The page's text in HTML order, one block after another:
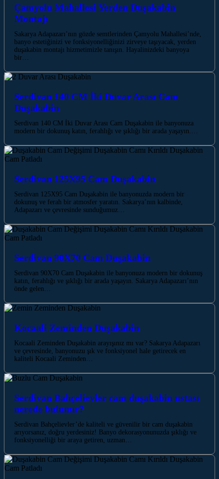
Çamyolu Mahallesi Yerden Duşakabin
Montajı
Sakarya Adapazarı’nın gözde semtlerinden Çamyolu Mahallesi’nde,
banyo estetiğinizi ve fonksiyonelliğinizi zirveye taşıyacak, yerden
duşakabin montajı hizmetimizle tanışın. Hayalinizdeki banyoya
bir…
Serdivan 140 CM İki Duvar Arası Cam
Duşakabin
Serdivan 140 CM İki Duvar Arası Cam Duşakabin ile banyonuza
modern bir dokunuş katın, ferahlığı ve şıklığı bir arada yaşayın.…
Serdivan 125X95 Cam Duşakabin
Serdivan 125X95 Cam Duşakabin ile banyonuzda modern bir
dokunuş ve ferah bir atmosfer yaratın. Sakarya’nın kalbinde,
Adapazarı ve çevresinde sunduğumuz…
Serdivan 90X70 Cam Duşakabin
Serdivan 90X70 Cam Duşakabin ile banyonuza modern bir dokunuş
katın, ferahlığı ve şıklığı bir arada yaşayın. Sakarya Adapazarı’nın
önde gelen…
Kocaali Zeminden Duşakabin
Kocaali Zeminden Duşakabin arayışınız mı var? Sakarya Adapazarı
ve çevresinde, banyonuzu şık ve fonksiyonel hale getirecek en
kaliteli Kocaali Zeminden…
Serdivan Bahçelievler cam duşakabin ustası
nerede bulunur?
Serdivan Bahçelievler’de kaliteli ve güvenilir bir cam duşakabin
arıyorsanız, doğru yerdesiniz! Banyo dekorasyonunuzda şıklığı ve
fonksiyonelliği bir araya getiren, uzman…